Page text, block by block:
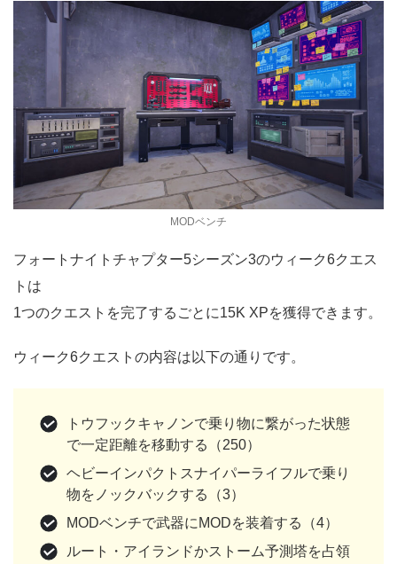
MODベンチ
フォートナイトチャプター5シーズン3のウィーク6クエス
トは
1つのクエストを完了するごとに15K XPを獲得できます。
ウィーク6クエストの内容は以下の通りです。
トウフックキャノンで乗り物に繋がった状態
で一定距離を移動する（250）
ヘビーインパクトスナイパーライフルで乗り
物をノックバックする（3）
MODベンチで武器にMODを装着する（4）
ルート・アイランドかストーム予測塔を占領